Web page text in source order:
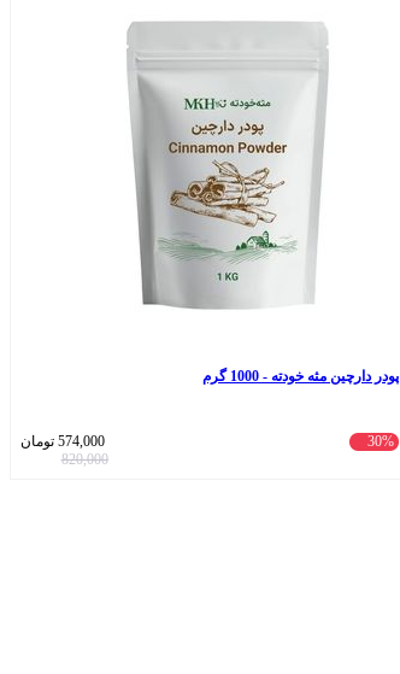
پودر دارچین مثه خودته - 1000 گرم
30%
574,000 تومان
820,000